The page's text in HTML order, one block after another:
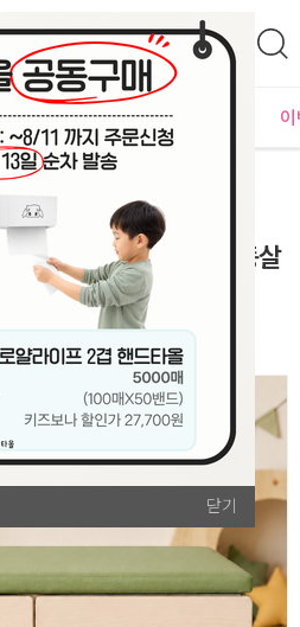
닫기
닫기
NEW BEST
살균서랍장 특별전
카 프로모션 B [2구 자동살
방염쿠션 포함]
x 390(H) mm